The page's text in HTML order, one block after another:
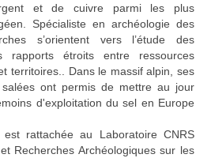
et de cuivre parmi les plus
Spécialiste en archéologie des
s’orientent vers l’étude des
rapports étroits entre ressources
territoires.. Dans le massif alpin, ses
ont permis de mettre au jour
d'exploitation du sel en Europe
est rattachée au Laboratoire CNRS
Recherches Archéologiques sur les